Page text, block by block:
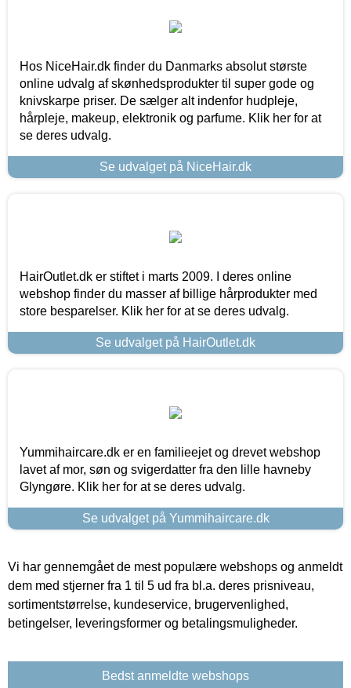
Hos NiceHair.dk finder du Danmarks absolut største
online udvalg af skønhedsprodukter til super gode og
knivskarpe priser. De sælger alt indenfor hudpleje,
hårpleje, makeup, elektronik og parfume. Klik her for at
se deres udvalg.
Se udvalget på NiceHair.dk
HairOutlet.dk er stiftet i marts 2009. I deres online
webshop finder du masser af billige hårprodukter med
store besparelser. Klik her for at se deres udvalg.
Se udvalget på HairOutlet.dk
Yummihaircare.dk er en familieejet og drevet webshop
lavet af mor, søn og svigerdatter fra den lille havneby
Glyngøre. Klik her for at se deres udvalg.
Se udvalget på Yummihaircare.dk
Vi har gennemgået de mest populære webshops og anmeldt
dem med stjerner fra 1 til 5 ud fra bl.a. deres prisniveau,
sortimentstørrelse, kundeservice, brugervenlighed,
betingelser, leveringsformer og betalingsmuligheder.
Bedst anmeldte webshops